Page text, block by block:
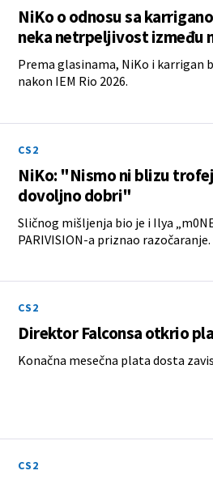
NiKo o odnosu sa
neka netrpeljivost između
Prema glasinama, NiKo i karrigan
nakon IEM Rio 2026.
CS2
NiKo: "Nismo ni blizu
dovoljno dobri"
Sličnog mišljenja bio je i Ilya
PARIVISION-a priznao razočaranje.
CS2
Direktor Falconsa otkrio
Konačna mesečna plata dosta
CS2